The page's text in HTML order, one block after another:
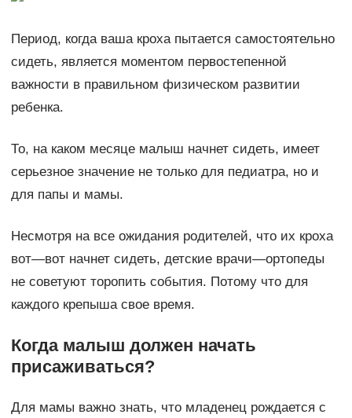
Период, когда ваша кроха пытается самостоятельно
сидеть, является моментом первостепенной
важности в правильном физическом развитии
ребенка.
То, на каком месяце малыш начнет сидеть, имеет
серьезное значение не только для педиатра, но и
для папы и мамы.
Несмотря на все ожидания родителей, что их кроха
вот—вот начнет сидеть, детские врачи—ортопеды
не советуют торопить события. Потому что для
каждого крепыша свое время.
Когда малыш должен начать
присаживаться?
Для мамы важно знать, что младенец рождается с